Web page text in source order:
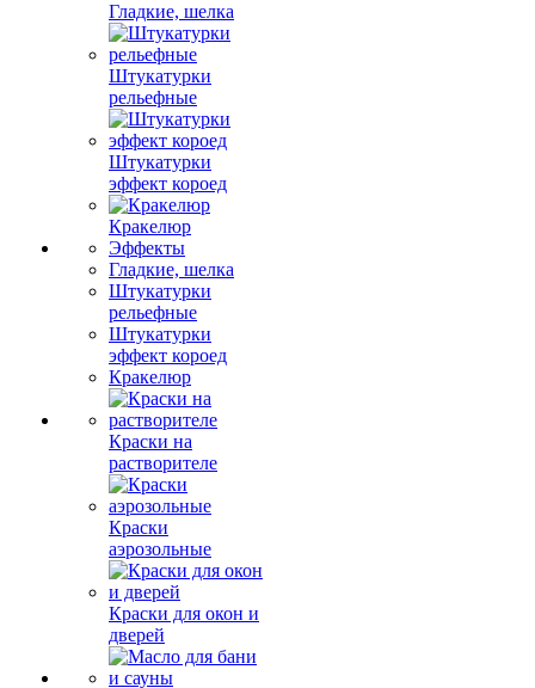
Гладкие, шелка
Штукатурки
рельефные
Штукатурки
эффект короед
Кракелюр
Эффекты
Гладкие, шелка
Штукатурки
рельефные
Штукатурки
эффект короед
Кракелюр
Краски на
растворителе
Краски
аэрозольные
Краски для окон и
дверей